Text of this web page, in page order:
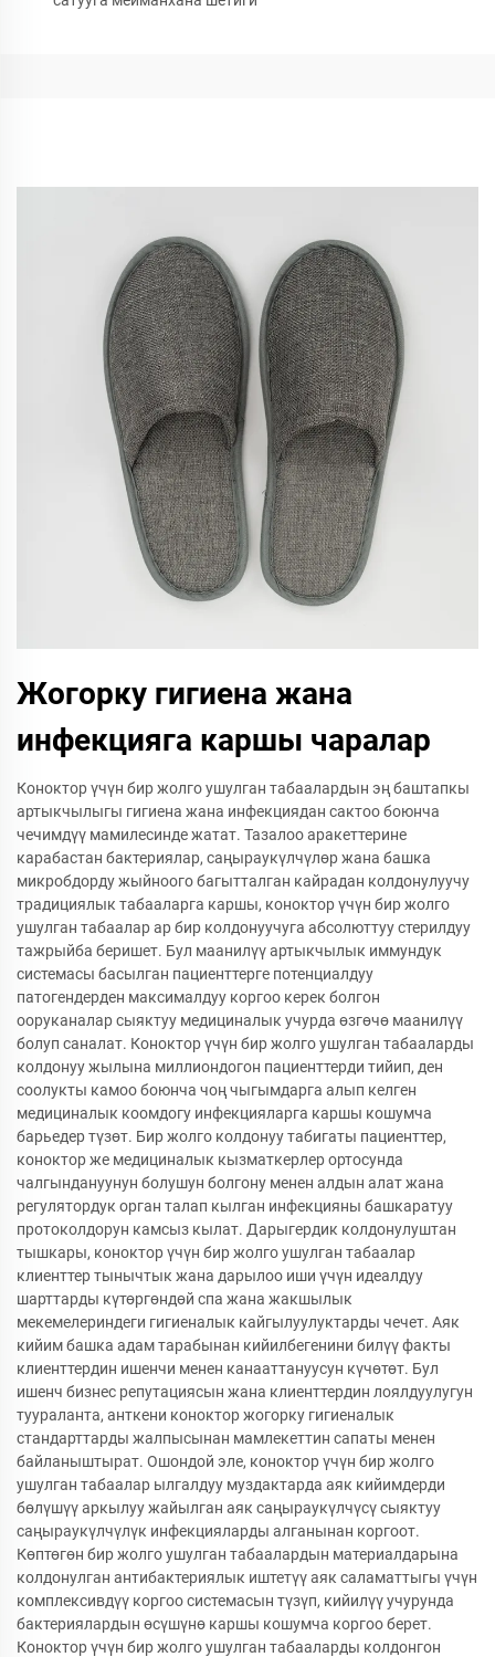
Жогорку гигиена жана
инфекцияга каршы чаралар
Коноктор үчүн бир жолго ушулган табаалардын эң баштапкы
артыкчылыгы гигиена жана инфекциядан сактоо боюнча
чечимдүү мамилесинде жатат. Тазалоо аракеттерине
карабастан бактериялар, саңыраукүлчүлөр жана башка
микробдорду жыйноого багытталган кайрадан колдонулуучу
традициялык табааларга каршы, коноктор үчүн бир жолго
ушулган табаалар ар бир колдонуучуга абсолюттуу стерилдуу
тажрыйба беришет. Бул маанилүү артыкчылык иммундук
системасы басылган пациенттерге потенциалдуу
патогендерден максималдуу коргоо керек болгон
ооруканалар сыяктуу медициналык учурда өзгөчө маанилүү
болуп саналат. Коноктор үчүн бир жолго ушулган табааларды
колдонуу жылына миллиондогон пациенттерди тийип, ден
соолукты камоо боюнча чоң чыгымдарга алып келген
медициналык коомдогу инфекцияларга каршы кошумча
барьедер түзөт. Бир жолго колдонуу табигаты пациенттер,
коноктор же медициналык кызматкерлер ортосунда
чалгындануунун болушун болгону менен алдын алат жана
регулятордук орган талап кылган инфекцияны башкаратуу
протоколдорун камсыз кылат. Дарыгердик колдонулуштан
тышкары, коноктор үчүн бир жолго ушулган табаалар
клиенттер тынычтык жана дарылоо иши үчүн идеалдуу
шарттарды күтөргөндөй спа жана жакшылык
мекемелериндеги гигиеналык кайгылуулуктарды чечет. Аяк
кийим башка адам тарабынан кийилбегенини билүү факты
клиенттердин ишенчи менен канааттануусун күчөтөт. Бул
ишенч бизнес репутациясын жана клиенттердин лоялдуулугун
туураланта, анткени коноктор жогорку гигиеналык
стандарттарды жалпысынан мамлекеттин сапаты менен
байланыштырат. Ошондой эле, коноктор үчүн бир жолго
ушулган табаалар ылгалдуу муздактарда аяк кийимдерди
бөлүшүү аркылуу жайылган аяк саңыраукүлчүсү сыяктуу
саңыраукүлчүлүк инфекцияларды алганынан коргоот.
Көптөгөн бир жолго ушулган табаалардын материалдарына
колдонулган антибактериялык иштетүү аяк саламаттыгы үчүн
комплексивдүү коргоо системасын түзүп, кийилүү учурунда
бактериялардын өсүшүнө каршы кошумча коргоо берет.
Коноктор үчүн бир жолго ушулган табааларды колдонгон